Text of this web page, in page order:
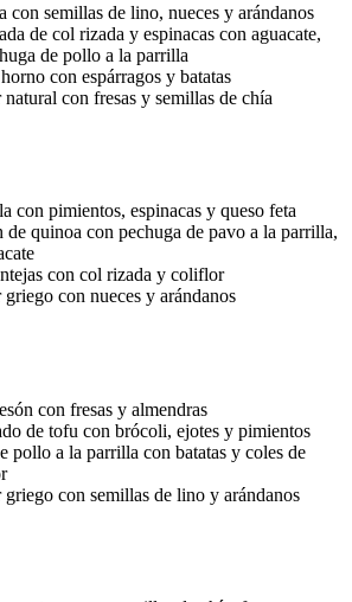
con semillas de lino, nueces y arándanos
de col rizada y espinacas con aguacate,
de pollo a la parrilla
con espárragos y batatas
con fresas y semillas de chía
con pimientos, espinacas y queso feta
de quinoa con pechuga de pavo a la parrilla,
con col rizada y coliflor
con nueces y arándanos
con fresas y almendras
de tofu con brócoli, ejotes y pimientos
pollo a la parrilla con batatas y coles de
griego con semillas de lino y arándanos